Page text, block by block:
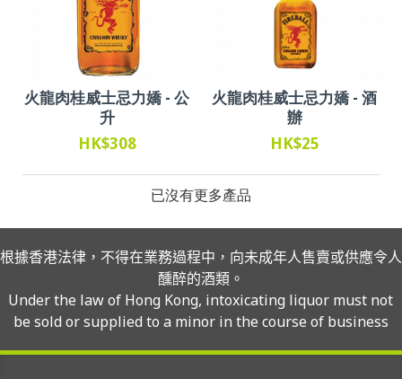
火龍肉桂威士忌力嬌 - 公
升
HK$308
火龍肉桂威士忌力嬌 - 酒
辦
HK$25
已沒有更多產品
根據香港法律，不得在業務過程中，向未成年人售賣或供應令人
醺醉的酒類。
Under the law of Hong Kong, intoxicating liquor must not
be sold or supplied to a minor in the course of business